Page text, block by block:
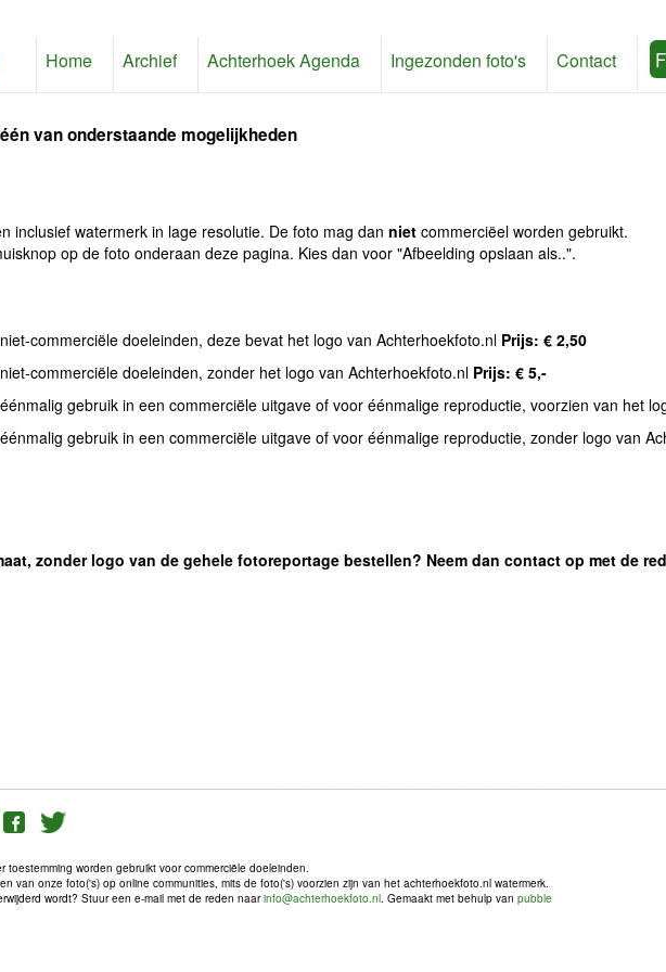
Home Archief Achterhoek Agenda Ingezonden foto's Contact
van onderstaande mogelijkheden
inclusief watermerk in lage resolutie. De foto mag dan niet commerciëel worden gebruikt.
op de foto onderaan deze pagina. Kies dan voor "Afbeelding opslaan als..".
commerciële doeleinden, deze bevat het logo van Achterhoekfoto.nl Prijs: € 2,50
commerciële doeleinden, zonder het logo van Achterhoekfoto.nl Prijs: € 5,-
gebruik in een commerciële uitgave of voor éénmalige reproductie, voorzien van het
gebruik in een commerciële uitgave of voor éénmalige reproductie, zonder logo van
zonder logo van de gehele fotoreportage bestellen? Neem dan contact op met de
worden gebruikt voor commerciële doeleinden.
van onze foto('s) op online communities, mits de foto('s) voorzien zijn van het achterhoekfoto.nl watermerk.
wordt? Stuur een e-mail met de reden naarinfo@achterhoekfoto.nl. Gemaakt met behulp van pubble